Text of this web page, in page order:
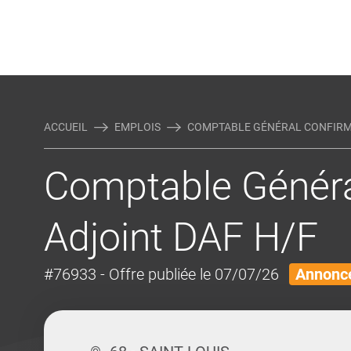
ACCUEIL EMPLOIS COMPTABLE GÉNÉRAL
Comptable
Adjoint DAF H/F
#76933 - Offre publiée le 07/07/26